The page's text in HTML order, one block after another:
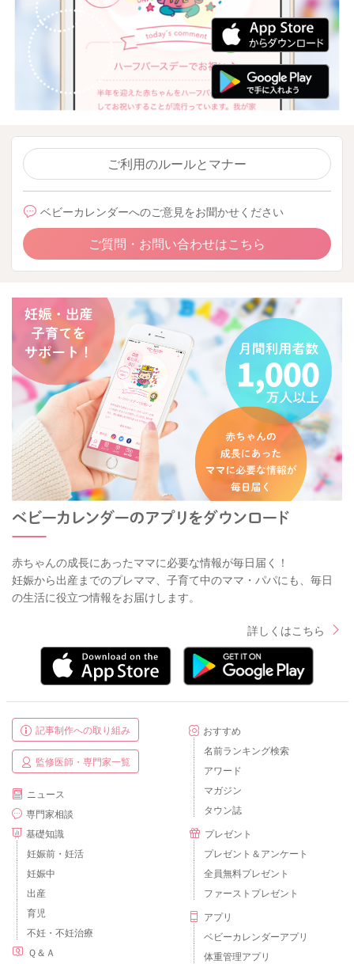
ご利用のルールとマナー
ベビーカレンダーへのご意見をお聞かせください
ご質問・お問い合わせはこちら
赤ちゃんの成長にあったママに必要な情報が毎日届く！
妊娠から出産までのプレママ、子育て中のママ・パパにも、毎日
の生活に役立つ情報をお届けします。
詳しくはこちら
記事制作への取り組み
監修医師・専門家一覧
ニュース
専門家相談
基礎知識
妊娠前・妊活
妊娠中
出産
育児
不妊・不妊治療
Ｑ＆Ａ
おすすめ
名前ランキング検索
アワード
マガジン
タウン誌
プレゼント
プレゼント＆アンケート
全員無料プレゼント
ファーストプレゼント
アプリ
ベビーカレンダーアプリ
体重管理アプリ